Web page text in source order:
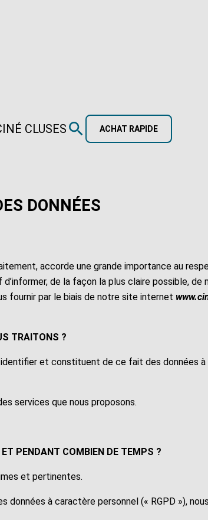
CLUSES ACHAT RAPIDE
DONNÉES
accorde une grande importance au
de la façon la plus claire possible, de
fournir par le biais de notre site internet
TRAITONS ?
et constituent de ce fait des données
services que nous proposons.
PENDANT COMBIEN DE TEMPS ?
et pertinentes.
à caractère personnel (« RGPD »),